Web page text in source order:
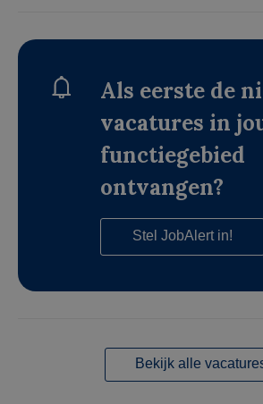
Als eerste de
vacatures in
functiegebied
ontvangen?
Stel JobAlert in!
Bekijk alle